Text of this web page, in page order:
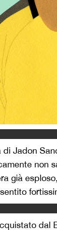
Jadon
non
già
dal